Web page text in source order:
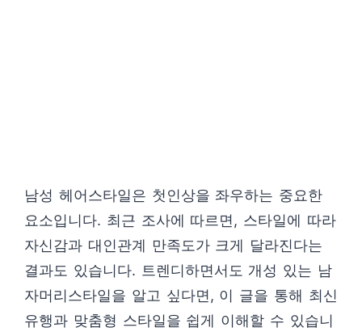
남성 헤어스타일은 첫인상을 좌우하는 중요한
요소입니다. 최근 조사에 따르면, 스타일에 따라
자신감과 대인관계 만족도가 크게 달라진다는
결과도 있습니다. 트렌디하면서도 개성 있는 남
자머리스타일을 알고 싶다면, 이 글을 통해 최신
유행과 맞춤형 스타일을 쉽게 이해할 수 있습니